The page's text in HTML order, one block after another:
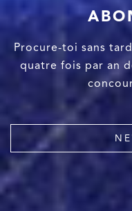
Procure-toi sans
quatre fois par an